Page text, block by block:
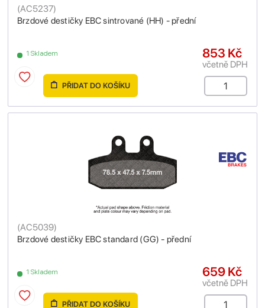
Brzdové destičky EBC sintrované (HH) - přední
(AC5237)
1 Skladem 853 Kč
včetně DPH
PŘIDAT DO KOŠÍKU
Brzdové destičky EBC standard (GG) - přední
(AC5039)
1 Skladem 659 Kč
včetně DPH
PŘIDAT DO KOŠÍKU